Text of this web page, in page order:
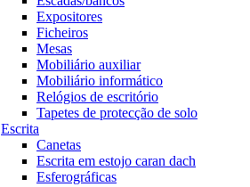
Expositores
Ficheiros
Mesas
Mobiliário auxiliar
Mobiliário informático
Relógios de escritório
Tapetes de protecção de solo
Escrita
Canetas
Escrita em estojo caran dach
Esferográficas